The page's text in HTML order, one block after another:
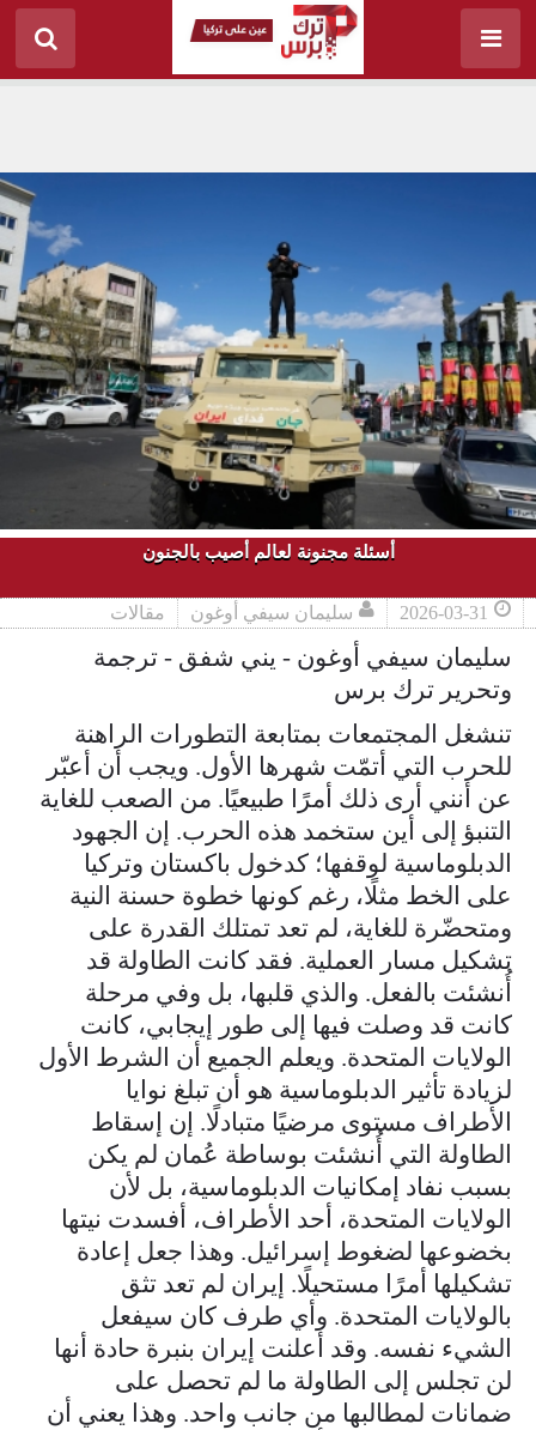
أسئلة مجنونة لعالم أصيب بالجنون
2026-03-31 سليمان سيفي أوغون مقالات
سليمان سيفي أوغون - يني شفق - ترجمة
وتحرير ترك برس
تنشغل المجتمعات بمتابعة التطورات الراهنة
للحرب التي أتمّت شهرها الأول. ويجب أن أعبّر
عن أنني أرى ذلك أمرًا طبيعيًا. من الصعب للغاية
التنبؤ إلى أين ستخمد هذه الحرب. إن الجهود
الدبلوماسية لوقفها؛ كدخول باكستان وتركيا
على الخط مثلًا، رغم كونها خطوة حسنة النية
ومتحضّرة للغاية، لم تعد تمتلك القدرة على
تشكيل مسار العملية. فقد كانت الطاولة قد
أُنشئت بالفعل. والذي قلبها، بل وفي مرحلة
كانت قد وصلت فيها إلى طور إيجابي، كانت
الولايات المتحدة. ويعلم الجميع أن الشرط الأول
لزيادة تأثير الدبلوماسية هو أن تبلغ نوايا
الأطراف مستوى مرضيًا متبادلًا. إن إسقاط
الطاولة التي أُنشئت بوساطة عُمان لم يكن
بسبب نفاد إمكانيات الدبلوماسية، بل لأن
الولايات المتحدة، أحد الأطراف، أفسدت نيتها
بخضوعها لضغوط إسرائيل. وهذا جعل إعادة
تشكيلها أمرًا مستحيلًا. إيران لم تعد تثق
بالولايات المتحدة. وأي طرف كان سيفعل
الشيء نفسه. وقد أعلنت إيران بنبرة حادة أنها
لن تجلس إلى الطاولة ما لم تحصل على
ضمانات لمطالبها من جانب واحد. وهذا يعني أن